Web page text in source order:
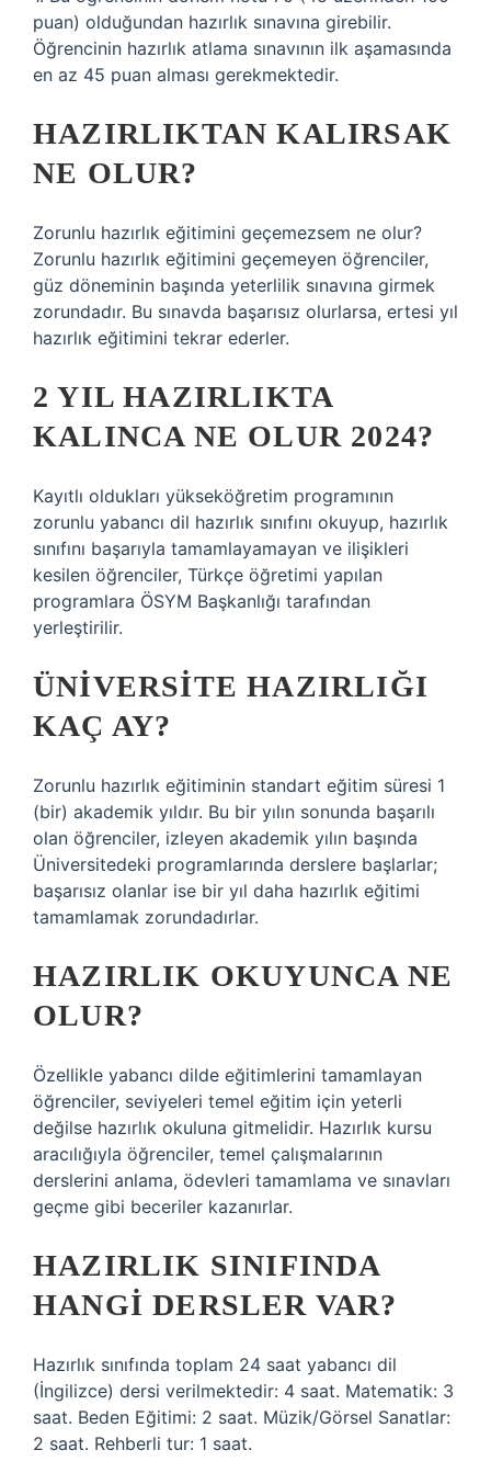
puan) olduğundan hazırlık sınavına girebilir.
Öğrencinin hazırlık atlama sınavının ilk aşamasında
en az 45 puan alması gerekmektedir.
HAZIRLIKTAN KALIRSAK
NE OLUR?
Zorunlu hazırlık eğitimini geçemezsem ne olur?
Zorunlu hazırlık eğitimini geçemeyen öğrenciler,
güz döneminin başında yeterlilik sınavına girmek
zorundadır. Bu sınavda başarısız olurlarsa, ertesi yıl
hazırlık eğitimini tekrar ederler.
2 YIL HAZIRLIKTA
KALINCA NE OLUR 2024?
Kayıtlı oldukları yükseköğretim programının
zorunlu yabancı dil hazırlık sınıfını okuyup, hazırlık
sınıfını başarıyla tamamlayamayan ve ilişikleri
kesilen öğrenciler, Türkçe öğretimi yapılan
programlara ÖSYM Başkanlığı tarafından
yerleştirilir.
ÜNIVERSITE HAZIRLIĞI
KAÇ AY?
Zorunlu hazırlık eğitiminin standart eğitim süresi 1
(bir) akademik yıldır. Bu bir yılın sonunda başarılı
olan öğrenciler, izleyen akademik yılın başında
Üniversitedeki programlarında derslere başlarlar;
başarısız olanlar ise bir yıl daha hazırlık eğitimi
tamamlamak zorundadırlar.
HAZIRLIK OKUYUNCA NE
OLUR?
Özellikle yabancı dilde eğitimlerini tamamlayan
öğrenciler, seviyeleri temel eğitim için yeterli
değilse hazırlık okuluna gitmelidir. Hazırlık kursu
aracılığıyla öğrenciler, temel çalışmalarının
derslerini anlama, ödevleri tamamlama ve sınavları
geçme gibi beceriler kazanırlar.
HAZIRLIK SINIFINDA
HANGI DERSLER VAR?
Hazırlık sınıfında toplam 24 saat yabancı dil
(İngilizce) dersi verilmektedir: 4 saat. Matematik: 3
saat. Beden Eğitimi: 2 saat. Müzik/Görsel Sanatlar:
2 saat. Rehberli tur: 1 saat.